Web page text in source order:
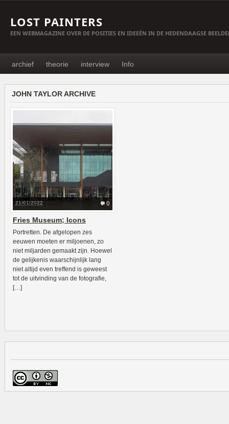
LOST PAINTERS
EEN WEBMAGAZINE OVER DE POSITIES EN IDEEËN IN DE HEDENDAAGSE
archief theorie interview Info
JOHN TAYLOR ARCHIVE
0
21/01/2022
Fries Museum; Icons
Portretten. De afgelopen zes
eeuwen moeten er miljoenen, zo
niet miljarden gemaakt zijn. Hoewel
de gelijkenis waarschijnlijk lang
niet altijd even treffend is geweest
tot de uitvinding van de fotografie,
[…]